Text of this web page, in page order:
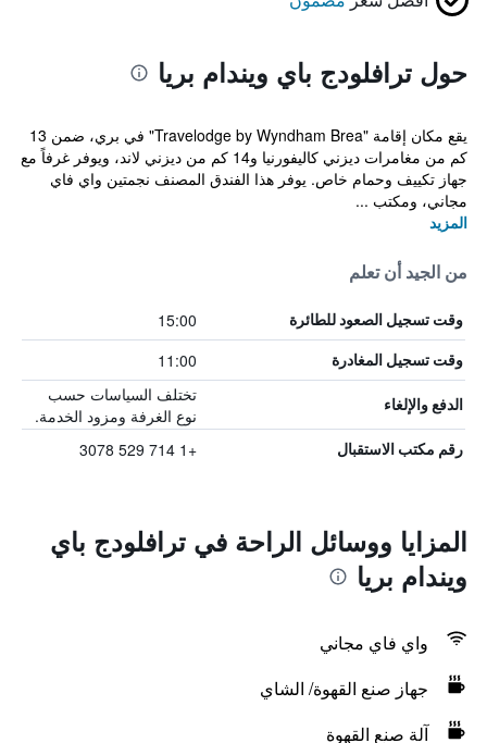
حول ترافلودج باي ويندام بريا
يقع مكان إقامة "Travelodge by Wyndham Brea" في بري، ضمن 13
كم من مغامرات ديزني كاليفورنيا و14 كم من ديزني لاند، ويوفر غرفاً مع
جهاز تكييف وحمام خاص. يوفر هذا الفندق المصنف نجمتين واي فاي
مجاني، ومكتب ...
المزيد
من الجيد أن تعلم
وقت تسجيل الصعود للطائرة 15:00
وقت تسجيل المغادرة 11:00
الدفع والإلغاء
تختلف السياسات حسب
نوع الغرفة ومزود الخدمة.
رقم مكتب الاستقبال +1 714 529 3078
المزايا ووسائل الراحة في ترافلودج باي
ويندام بريا
واي فاي مجاني
جهاز صنع القهوة/ الشاي
آلة صنع القهوة